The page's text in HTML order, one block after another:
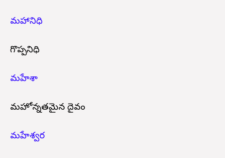
మహానిధి
గొప్పనిధి
మహేశా
మహోన్నతమైన దైవం
మహేశ్వర